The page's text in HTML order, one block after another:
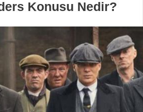
Konusu Nedir?